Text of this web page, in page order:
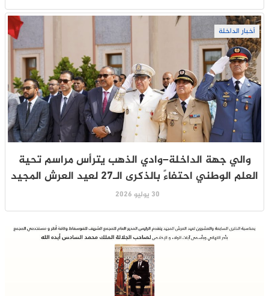
أخبار الداخلة
والي جهة الداخلة–وادي الذهب يترأس مراسم تحية
العلم الوطني احتفاءً بالذكرى الـ27 لعيد العرش المجيد
30 يوليو 2026